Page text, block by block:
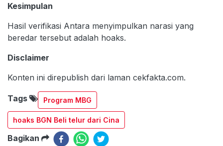
Kesimpulan
Hasil verifikasi Antara menyimpulkan narasi yang
beredar tersebut adalah hoaks.
Disclaimer
Konten ini direpublish dari laman cekfakta.com.
Tags Program MBG
hoaks BGN Beli telur dari Cina
Bagikan